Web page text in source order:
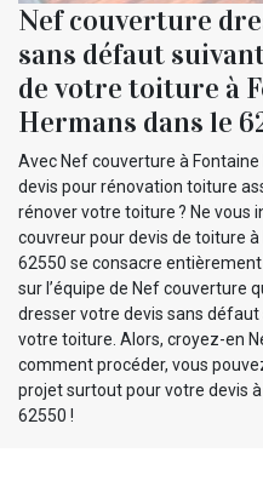
Nef couverture
sans défaut
de votre toiture à
Hermans dans le
Avec Nef couverture à
devis pour rénovation toiture
rénover votre toiture ? Ne vous
couvreur pour devis de toiture
62550 se consacre
sur l’équipe de Nef couverture
dresser votre devis sans
votre toiture. Alors, croyez-en
comment procéder, vous
projet surtout pour votre devis
62550 !